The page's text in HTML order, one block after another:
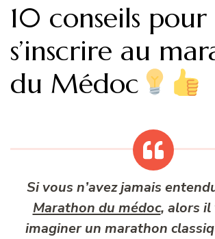
10 conseils pour
s’inscrire au
du Médoc
Si vous n’avez jamais
Marathon du médoc, alors
imaginer un marathon